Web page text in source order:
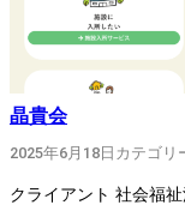
晶貴会
2025年6月18日 カテゴリ
クライアント 社会福